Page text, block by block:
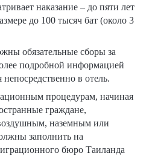
наказание – до пяти лет
до 100 тысяч бат (около 3
обязательные сборы за
подробной информацией
в отель.
процедурам, начиная
граждане,
наземным или
заполнить на
бюро Таиланда